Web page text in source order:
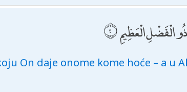
الْفَضْلِ الْعَظِيمِ
On daje onome kome hoće – a u